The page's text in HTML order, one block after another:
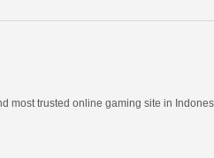
most trusted online gaming site in